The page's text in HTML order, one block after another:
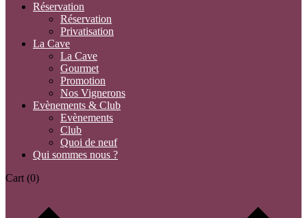
Réservation
Réservation
Privatisation
La Cave
La Cave
Gourmet
Promotion
Nos Vignerons
Evènements & Club
Evènements
Club
Quoi de neuf
Qui sommes nous ?
Cart (0)